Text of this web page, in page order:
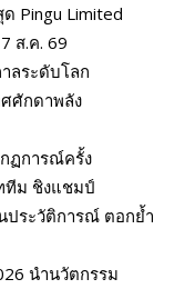
Pingu Limited
ส.ค. 69
าลระดับโลก
ศักดาพลัง
ฏการณ์ครั้ง
ทีม ชิงแชมป์
ประวัติการณ์ ตอกย้ำ
นำนวัตกรรม